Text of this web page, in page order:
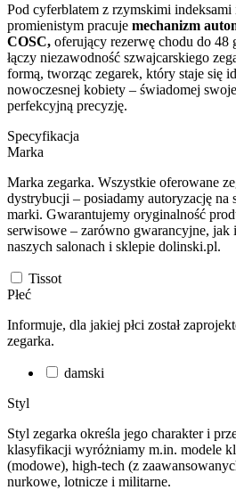
Pod cyferblatem z rzymskimi
promienistym pracuje mechanizm
COSC, oferujący rezerwę chodu do 48
łączy niezawodność szwajcarskiego
formą, tworząc zegarek, który staje się
nowoczesnej kobiety – świadomej
perfekcyjną precyzję.
Specyfikacja
Marka
Marka zegarka. Wszystkie oferowane
dystrybucji – posiadamy autoryzację na
marki. Gwarantujemy oryginalność
serwisowe – zarówno gwarancyjne,
naszych salonach i sklepie dolinski.pl.
Tissot
Płeć
Informuje, dla jakiej płci został
zegarka.
damski
Styl
Styl zegarka określa jego charakter i
klasyfikacji wyróżniamy m.in. modele
(modowe), high-tech (z
nurkowe, lotnicze i militarne.